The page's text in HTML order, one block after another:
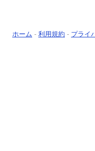
ホーム - 利用規約 - プライ